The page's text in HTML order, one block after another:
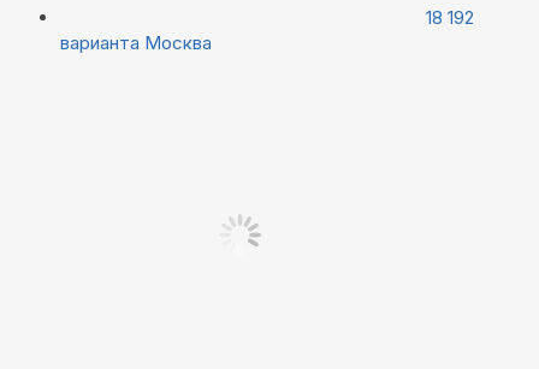
18 192
варианта Москва